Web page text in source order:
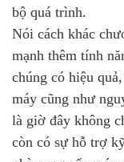
bộ quá trình.
Nói cách khác
mạnh thêm tính
chúng có hiệu
máy cũng như
là giờ đây không
còn có sự hỗ trợ